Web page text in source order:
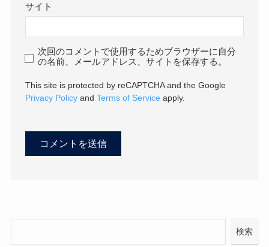
サイト
次回のコメントで使用するためブラウザーに自分
の名前、メールアドレス、サイトを保存する。
This site is protected by reCAPTCHA and the Google
Privacy Policy andTerms of Service apply.
検索